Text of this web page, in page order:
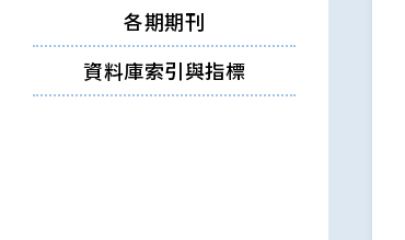
各期期刊
資料庫索引與指標